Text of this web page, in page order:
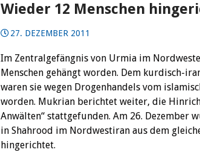
Wieder 12 Menschen
27. DEZEMBER 2011
Im Zentralgefängnis von Urmia im
Menschen gehängt worden. Dem kurdisch-
waren sie wegen Drogenhandels vom
worden. Mukrian berichtet weiter, die
Anwälten“ stattgefunden. Am 26. Dezember
in Shahrood im Nordwestiran aus dem
hingerichtet.